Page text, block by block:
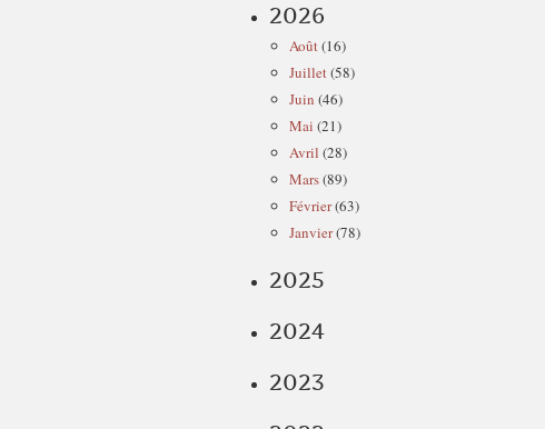
2026
Août(16)
Juillet(58)
Juin (46)
Mai (21)
Avril (28)
Mars(89)
Février(63)
Janvier(78)
2025
2024
2023